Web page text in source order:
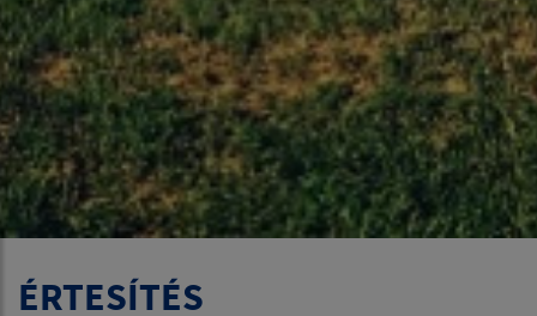
ÉRTESÍTÉS